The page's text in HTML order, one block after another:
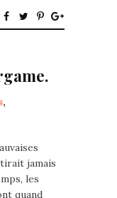
,
jamais
les
quand